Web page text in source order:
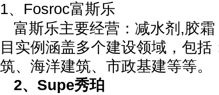
1、Fosroc富斯乐
富斯乐主要经营：减水剂,胶
目实例涵盖多个建设领域，包
筑、海洋建筑、市政基建等等。
2、Supe秀珀